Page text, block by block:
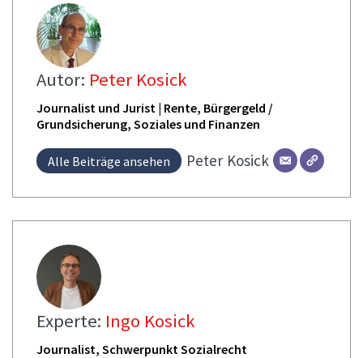
Autor: Peter Kosick
Journalist und Jurist | Rente, Bürgergeld /
Grundsicherung, Soziales und Finanzen
Alle Beiträge ansehen Peter Kosick
Experte: Ingo Kosick
Journalist, Schwerpunkt Sozialrecht